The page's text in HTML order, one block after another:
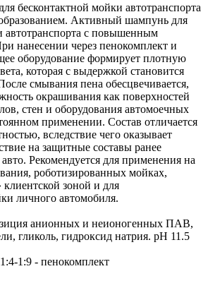
бесконтактной мойки автотранспорта
Активный шампунь для
автотранспорта с повышенным
нанесении через пенокомплект и
оборудование формирует плотную
которая с выдержкой становится
смывания пена обесцвечивается,
окрашивания как поверхностей
стен и оборудования автомоечных
применении. Состав отличается
вследствие чего оказывает
на защитные составы ранее
Рекомендуется для применения на
роботизированных мойках,
зоной и для
личного автомобиля.
анионных и неионогенных ПАВ,
гликоль, гидроксид натрия. pH 11.5
1:4-1:9 - пенокомплект